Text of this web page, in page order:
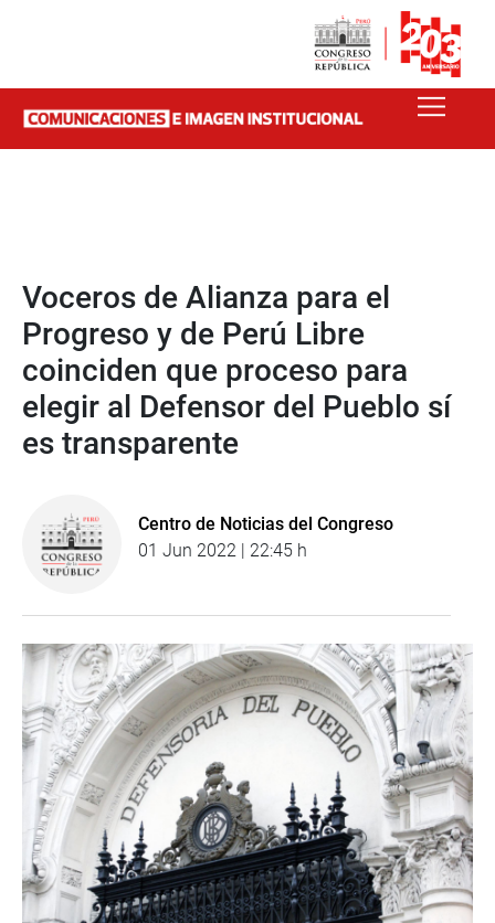
Voceros de Alianza para el
Progreso y de Perú Libre
coinciden que proceso para
elegir al Defensor del Pueblo sí
es transparente
Centro de Noticias del Congreso
01 Jun 2022 | 22:45 h